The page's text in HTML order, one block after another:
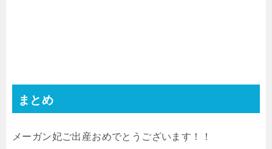
まとめ
メーガン妃ご出産おめでとうございます！！